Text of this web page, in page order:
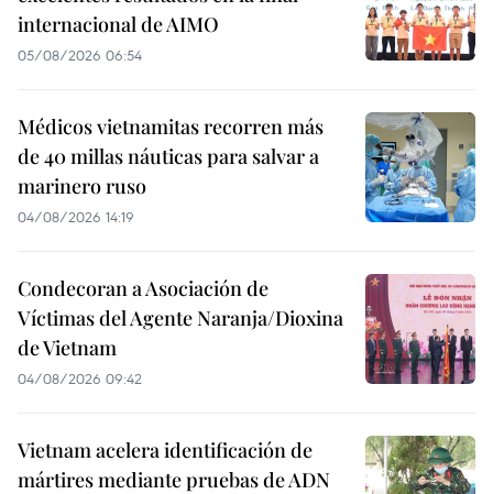
internacional de AIMO
05/08/2026 06:54
Médicos vietnamitas recorren más
de 40 millas náuticas para salvar a
marinero ruso
04/08/2026 14:19
Condecoran a Asociación de
Víctimas del Agente Naranja/Dioxina
de Vietnam
04/08/2026 09:42
Vietnam acelera identificación de
mártires mediante pruebas de ADN